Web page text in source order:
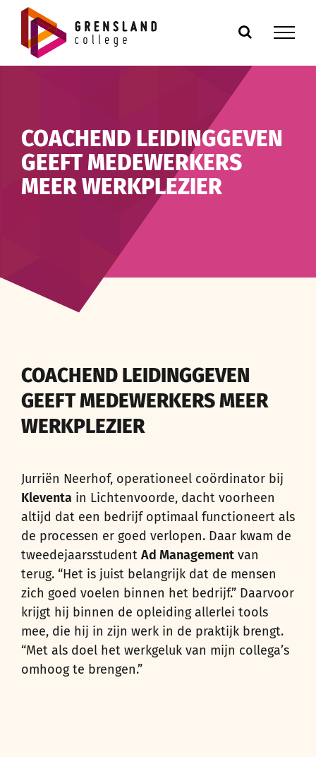
inhoud
COACHEND LEIDINGGEVEN
GEEFT MEDEWERKERS
MEER WERKPLEZIER
COACHEND LEIDINGGEVEN
GEEFT MEDEWERKERS MEER
WERKPLEZIER
Jurriën Neerhof, operationeel coördinator bij
Kleventa in Lichtenvoorde, dacht voorheen
altijd dat een bedrijf optimaal functioneert als
de processen er goed verlopen. Daar kwam de
tweedejaarsstudent Ad Management van
terug. “Het is juist belangrijk dat de mensen
zich goed voelen binnen het bedrijf.” Daarvoor
krijgt hij binnen de opleiding allerlei tools
mee, die hij in zijn werk in de praktijk brengt.
“Met als doel het werkgeluk van mijn collega’s
omhoog te brengen.”